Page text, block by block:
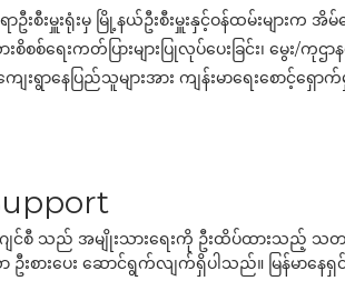
းမှူးရုံးမှ မြို့နယ်ဦးစီးမှူးနှင့်ဝန်ထမ်းများက အိမ်
စစ်ရေးကတ်ပြားများပြုလုပ်ပေးခြင်း၊ မွေး/ကုဌ
ကျေးရွာနေပြည်သူများအား ကျန်းမာရေးစောင့်
ျင်စီ သည် အမျိုးသားရေးကို ဦးထိပ်ထားသည့် သတင်
ဦးစားပေး ဆောင်ရွက်လျက်ရှိပါသည်။ မြန်မာန